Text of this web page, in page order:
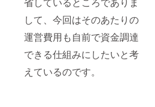
して、今回はそのあたりの
運営費用も自前で資金調達
できる仕組みにしたいと考
えているのです。